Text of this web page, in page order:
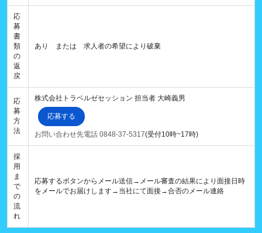
応
募
書
類
の
返
戻
あり または 求人者の希望により破棄
応
募
方
法
株式会社トラベルゼセッション 担当者 大崎義男
応募する
お問い合わせ先電話 0848-37-5317(受付10時~17時)
採
用
ま
で
の
流
れ
応募するボタンからメール送信→メール審査の結果により面接日時
をメールでお届けします→当社にて面接→合否のメール連絡